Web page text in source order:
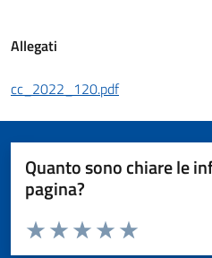
Allegati
cc_2022_120.pdf
Quanto sono chiare le
pagina?
Valuta da 1 a 5 stelle la pagina
Valuta 5 stelle
Valuta 4 stelle su 5
Valuta 3 stelle su 5
Valuta 2 stelle su 5
Valuta 1 stelle su 5